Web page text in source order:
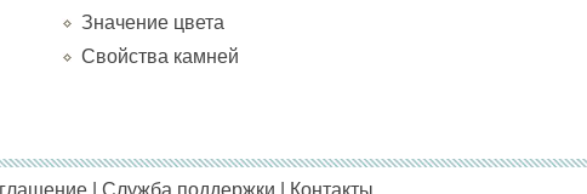
Значение цвета
Свойства камней
Служба поддержки Контакты